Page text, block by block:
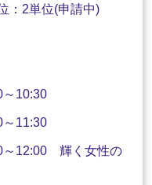
：2単位(申請中)
10:30
12:00 輝く女性の